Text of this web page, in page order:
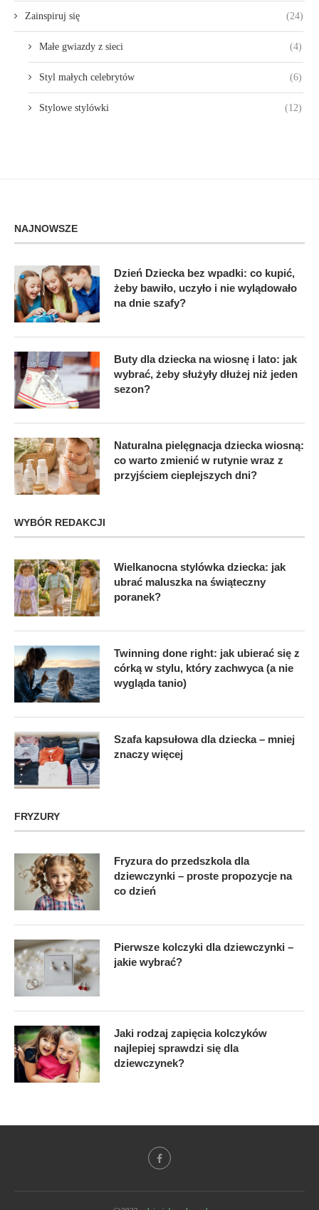
Zainspiruj się (24)
Małe gwiazdy z sieci (4)
Styl małych celebrytów (6)
Stylowe stylówki (12)
NAJNOWSZE
Dzień Dziecka bez wpadki: co kupić,
żeby bawiło, uczyło i nie wylądowało
na dnie szafy?
Buty dla dziecka na wiosnę i lato: jak
wybrać, żeby służyły dłużej niż jeden
sezon?
Naturalna pielęgnacja dziecka wiosną:
co warto zmienić w rutynie wraz z
przyjściem cieplejszych dni?
WYBÓR REDAKCJI
Wielkanocna stylówka dziecka: jak
ubrać maluszka na świąteczny
poranek?
Twinning done right: jak ubierać się z
córką w stylu, który zachwyca (a nie
wygląda tanio)
Szafa kapsułowa dla dziecka – mniej
znaczy więcej
FRYZURY
Fryzura do przedszkola dla
dziewczynki – proste propozycje na
co dzień
Pierwsze kolczyki dla dziewczynki –
jakie wybrać?
Jaki rodzaj zapięcia kolczyków
najlepiej sprawdzi się dla
dziewczynek?